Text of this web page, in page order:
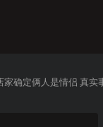
确定俩人是情侣 真实